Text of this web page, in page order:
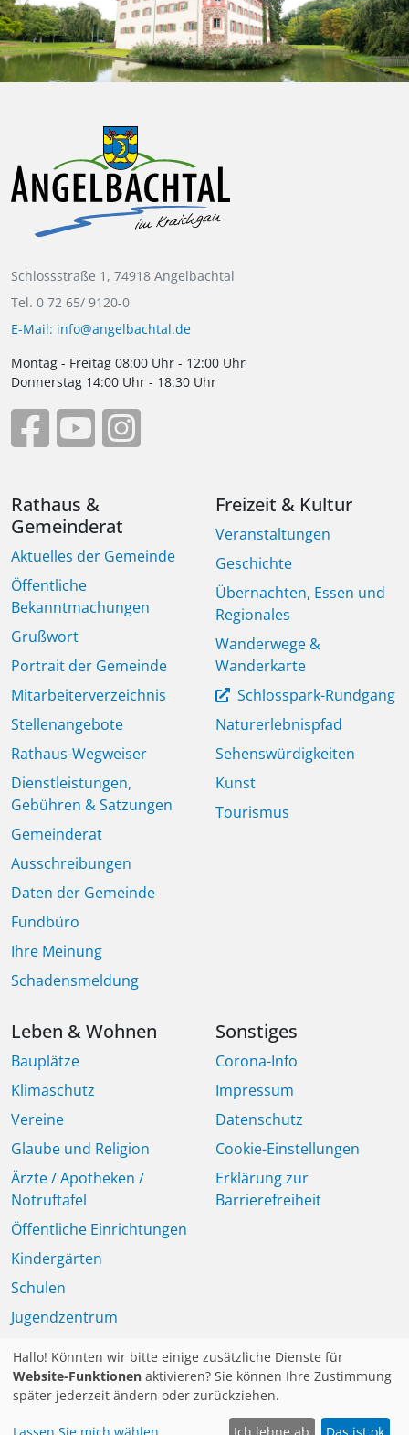
Schlossstraße 1, 74918 Angelbachtal
Tel. 0 72 65/ 9120-0
E-Mail: info@angelbachtal.de
Montag - Freitag 08:00 Uhr - 12:00 Uhr
Donnerstag 14:00 Uhr - 18:30 Uhr
Rathaus &
Gemeinderat
Aktuelles der Gemeinde
Öffentliche
Bekanntmachungen
Grußwort
Portrait der Gemeinde
Mitarbeiterverzeichnis
Stellenangebote
Rathaus-Wegweiser
Dienstleistungen,
Gebühren & Satzungen
Gemeinderat
Ausschreibungen
Daten der Gemeinde
Fundbüro
Ihre Meinung
Schadensmeldung
Freizeit & Kultur
Veranstaltungen
Geschichte
Übernachten, Essen und
Regionales
Wanderwege &
Wanderkarte
Schlosspark-Rundgang
Naturerlebnispfad
Sehenswürdigkeiten
Kunst
Tourismus
Leben & Wohnen
Bauplätze
Klimaschutz
Vereine
Glaube und Religion
Ärzte / Apotheken /
Notruftafel
Öffentliche Einrichtungen
Kindergärten
Schulen
Jugendzentrum
Mitteilungsblatt
Sonstiges
Corona-Info
Impressum
Datenschutz
Cookie-Einstellungen
Erklärung zur
Barrierefreiheit
Hallo! Könnten wir bitte einige zusätzliche Dienste für
Website-Funktionen aktivieren? Sie können Ihre Zustimmung
später jederzeit ändern oder zurückziehen.